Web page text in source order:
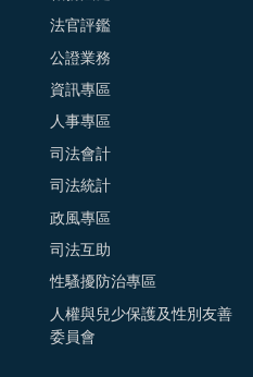
法官評鑑
公證業務
資訊專區
人事專區
司法會計
司法統計
政風專區
司法互助
性騷擾防治專區
人權與兒少保護及性別友善
委員會